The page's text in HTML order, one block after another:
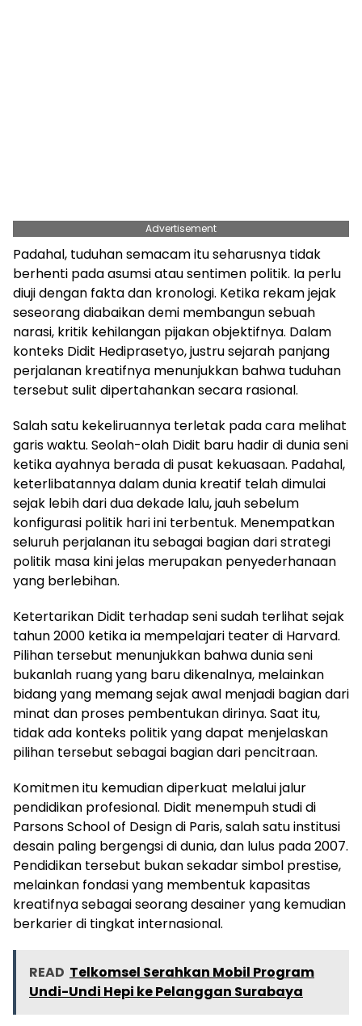
Advertisement
Padahal, tuduhan semacam itu seharusnya tidak
berhenti pada asumsi atau sentimen politik. Ia perlu
diuji dengan fakta dan kronologi. Ketika rekam jejak
seseorang diabaikan demi membangun sebuah
narasi, kritik kehilangan pijakan objektifnya. Dalam
konteks Didit Hediprasetyo, justru sejarah panjang
perjalanan kreatifnya menunjukkan bahwa tuduhan
tersebut sulit dipertahankan secara rasional.
Salah satu kekeliruannya terletak pada cara melihat
garis waktu. Seolah-olah Didit baru hadir di dunia seni
ketika ayahnya berada di pusat kekuasaan. Padahal,
keterlibatannya dalam dunia kreatif telah dimulai
sejak lebih dari dua dekade lalu, jauh sebelum
konfigurasi politik hari ini terbentuk. Menempatkan
seluruh perjalanan itu sebagai bagian dari strategi
politik masa kini jelas merupakan penyederhanaan
yang berlebihan.
Ketertarikan Didit terhadap seni sudah terlihat sejak
tahun 2000 ketika ia mempelajari teater di Harvard.
Pilihan tersebut menunjukkan bahwa dunia seni
bukanlah ruang yang baru dikenalnya, melainkan
bidang yang memang sejak awal menjadi bagian dari
minat dan proses pembentukan dirinya. Saat itu,
tidak ada konteks politik yang dapat menjelaskan
pilihan tersebut sebagai bagian dari pencitraan.
Komitmen itu kemudian diperkuat melalui jalur
pendidikan profesional. Didit menempuh studi di
Parsons School of Design di Paris, salah satu institusi
desain paling bergengsi di dunia, dan lulus pada 2007.
Pendidikan tersebut bukan sekadar simbol prestise,
melainkan fondasi yang membentuk kapasitas
kreatifnya sebagai seorang desainer yang kemudian
berkarier di tingkat internasional.
READ Telkomsel Serahkan Mobil Program
Undi-Undi Hepi ke Pelanggan Surabaya